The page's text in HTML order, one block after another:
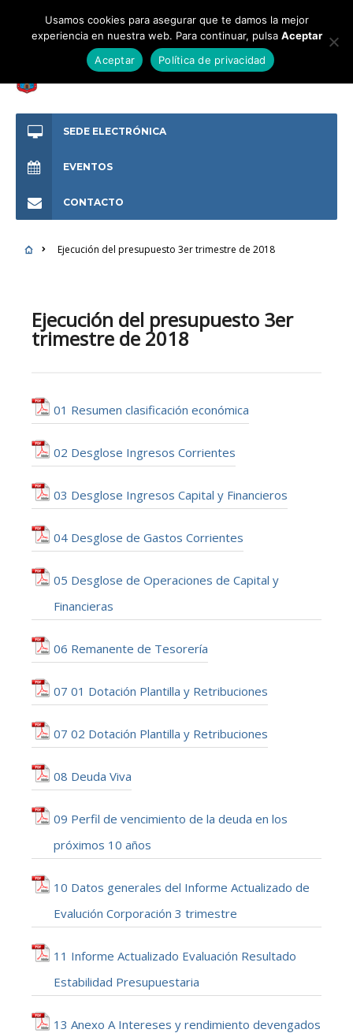
SEDE ELECTRÓNICA
EVENTOS
CONTACTO
Ejecución del presupuesto 3er trimestre de 2018
Ejecución del presupuesto 3er
trimestre de 2018
01 Resumen clasificación económica
02 Desglose Ingresos Corrientes
03 Desglose Ingresos Capital y Financieros
04 Desglose de Gastos Corrientes
05 Desglose de Operaciones de Capital y
Financieras
06 Remanente de Tesorería
07 01 Dotación Plantilla y Retribuciones
07 02 Dotación Plantilla y Retribuciones
08 Deuda Viva
09 Perfil de vencimiento de la deuda en los
próximos 10 años
10 Datos generales del Informe Actualizado de
Evalución Corporación 3 trimestre
11 Informe Actualizado Evaluación Resultado
Estabilidad Presupuestaria
13 Anexo A Intereses y rendimiento devengados
Usamos cookies para asegurar que te damos la mejor
experiencia en nuestra web. Para continuar, pulsa Aceptar
Aceptar
Política de privacidad